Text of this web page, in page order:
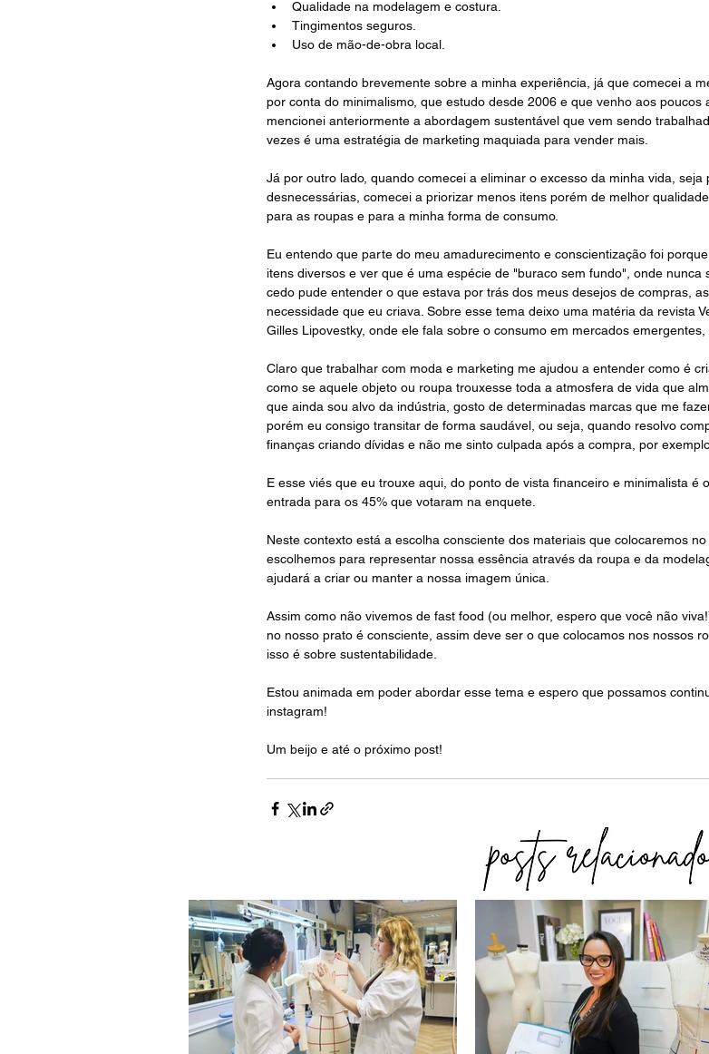
Qualidade na modelagem e costura.
Tingimentos seguros.
Uso de mão-de-obra local.
Agora contando brevemente sobre a minha experiência, já que comecei a
por conta do minimalismo, que estudo desde 2006 e que venho aos poucos
mencionei anteriormente a abordagem sustentável que vem sendo
vezes é uma estratégia de marketing maquiada para vender mais.
Já por outro lado, quando comecei a eliminar o excesso da minha vida, seja
desnecessárias, comecei a priorizar menos itens porém de melhor
para as roupas e para a minha forma de consumo.
Eu entendo que parte do meu amadurecimento e conscientização foi
itens diversos e ver que é uma espécie de "buraco sem fundo", onde nunca
cedo pude entender o que estava por trás dos meus desejos de compras,
necessidade que eu criava. Sobre esse tema deixo uma matéria da revista
Gilles Lipovestky, onde ele fala sobre o consumo em mercados emergentes,
Claro que trabalhar com moda e marketing me ajudou a entender como é
como se aquele objeto ou roupa trouxesse toda a atmosfera de vida que
que ainda sou alvo da indústria, gosto de determinadas marcas que me
porém eu consigo transitar de forma saudável, ou seja, quando resolvo
finanças criando dívidas e não me sinto culpada após a compra, por
E esse viés que eu trouxe aqui, do ponto de vista financeiro e minimalista é
entrada para os 45% que votaram na enquete.
Neste contexto está a escolha consciente dos materiais que colocaremos
escolhemos para representar nossa essência através da roupa e da
ajudará a criar ou manter a nossa imagem única.
Assim como não vivemos de fast food (ou melhor, espero que você não
no nosso prato é consciente, assim deve ser o que colocamos nos nossos
isso é sobre sustentabilidade.
Estou animada em poder abordar esse tema e espero que possamos
instagram!
Um beijo e até o próximo post!